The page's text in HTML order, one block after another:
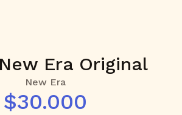
Era Original
New Era
$30.000